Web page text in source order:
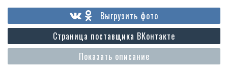
Показать описание
Страница поставщика ВКонтакте
Выгрузить фото